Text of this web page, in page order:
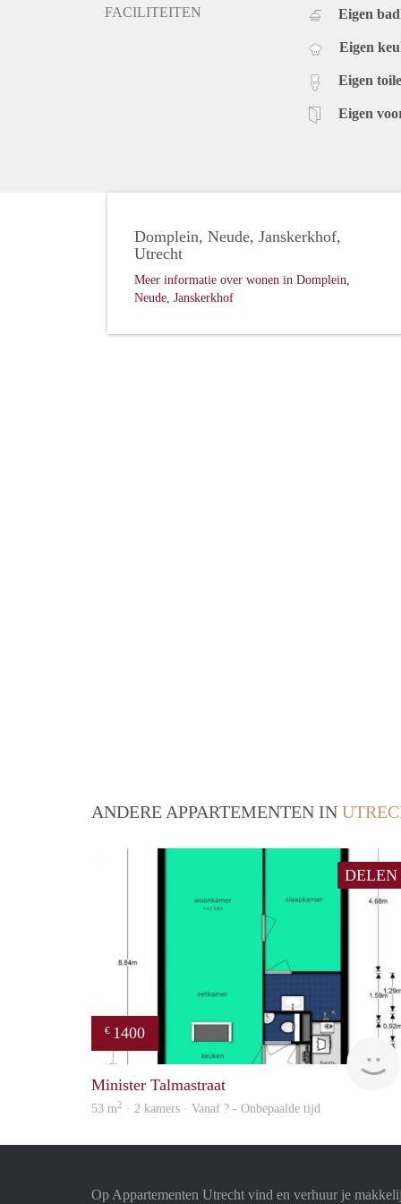
FACILITEITEN Eigen
Eigen
Eigen
Eigen
Domplein, Neude, Janskerkhof,
Utrecht
Meer informatie over wonen in Domplein,
Neude, Janskerkhof
ANDERE APPARTEMENTEN IN
DELEN
€ 1400
Minister Talmastraat
53 m2 · 2 kamers · Vanaf ? - Onbepaalde tijd
Op Appartementen Utrecht vind en verhuur je